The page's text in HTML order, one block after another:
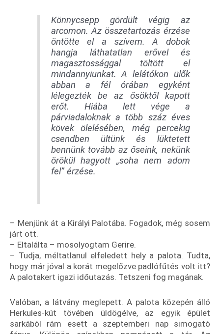
Könnycsepp gördült végig az
arcomon. Az összetartozás érzése
öntötte el a szívem. A dobok
hangja láthatatlan erővel és
magasztossággal töltött el
mindannyiunkat. A lelátókon ülők
abban a fél órában egyként
lélegezték be az ősöktől kapott
erőt. Hiába lett vége a
párviadaloknak a több száz éves
kövek ölelésében, még percekig
csendben ültünk és lüktetett
bennünk tovább az őseink, nekünk
örökül hagyott „soha nem adom
fel” érzése.
– Menjünk át a Királyi Palotába. Fogadok, még sosem
járt ott.
– Eltalálta – mosolyogtam Gerire.
– Tudja, méltatlanul elfeledett hely a palota. Tudta,
hogy már jóval a korát megelőzve padlófűtés volt itt?
A palotakert igazi időutazás. Tetszeni fog magának.
Valóban, a látvány meglepett. A palota közepén álló
Herkules-kút tövében üldögélve, az egyik épület
sarkából rám esett a szeptemberi nap simogató